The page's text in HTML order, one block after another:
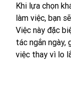
Khi lựa chọn
làm việc, bạn
Việc này đặc
tác ngắn ngày,
việc thay vì lo